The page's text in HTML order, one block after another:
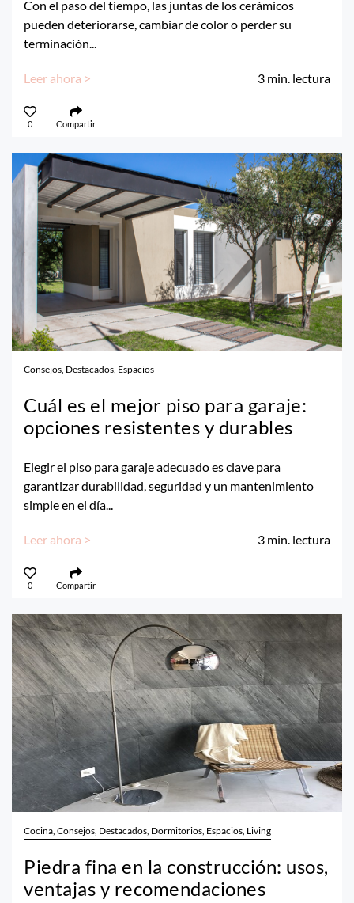
Con el paso del tiempo, las juntas de los cerámicos
pueden deteriorarse, cambiar de color o perder su
terminación...
Leer ahora > 3 min. lectura
0 Compartir
Consejos, Destacados, Espacios
Cuál es el mejor piso para garaje:
opciones resistentes y durables
Elegir el piso para garaje adecuado es clave para
garantizar durabilidad, seguridad y un mantenimiento
simple en el día...
Leer ahora > 3 min. lectura
0 Compartir
Cocina, Consejos, Destacados, Dormitorios, Espacios, Living
Piedra fina en la construcción: usos,
ventajas y recomendaciones